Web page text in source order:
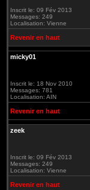
Inscrit le: 09 Fév 2013
Messages: 249
Localisation: Vienne
Revenir en haut
micky01
Inscrit le: 18 Nov 2010
Messages: 781
Localisation: AIN
Revenir en haut
zeek
Inscrit le: 09 Fév 2013
Messages: 249
Localisation: Vienne
Revenir en haut